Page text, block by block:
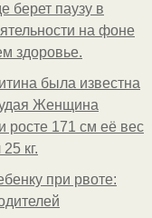
берет паузу в
на фоне
здоровье.
была известна
Женщина
росте 171 см её вес
кг.
при рвоте: